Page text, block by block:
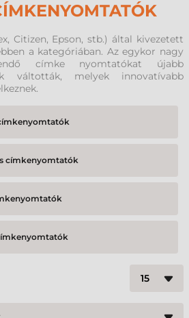
Citizen, Epson, stb.) által kivezetett
a kategóriában. Az egykor nagy
címke nyomtatókat újabb
váltották, melyek innovatívabb
címkenyomtatók